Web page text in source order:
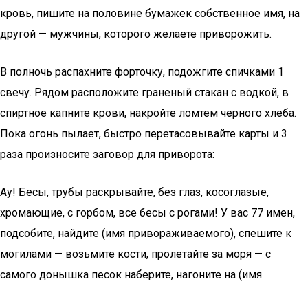
кровь, пишите на половине бумажек собственное имя, на
другой — мужчины, которого желаете приворожить.
В полночь распахните форточку, подожгите спичками 1
свечу. Рядом расположите граненый стакан с водкой, в
спиртное капните крови, накройте ломтем черного хлеба.
Пока огонь пылает, быстро перетасовывайте карты и 3
раза произносите заговор для приворота:
Ау! Бесы, трубы раскрывайте, без глаз, косоглазые,
хромающие, с горбом, все бесы с рогами! У вас 77 имен,
подсобите, найдите (имя привораживаемого), спешите к
могилами — возьмите кости, пролетайте за моря — с
самого донышка песок наберите, нагоните на (имя